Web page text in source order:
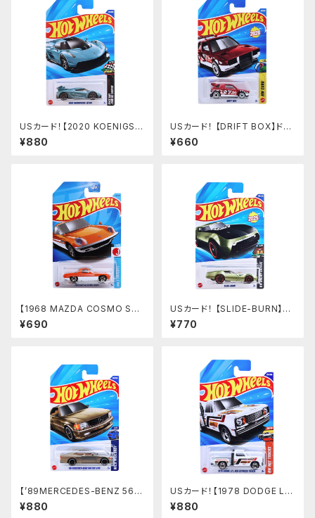
USカード！【2020 KOENIGSE
GG JESKO】MET.BULE
¥880
USカード！ 【DRIFT BOX】ドリ
フトボックス
¥660
【1968 MAZDA COSMO SP
ORT】オレンジ
¥690
USカード！ 【SLIDE-BURN】グ
リーン
¥770
【’89MERCEDES-BENZ 560
SEC AMG】シルバーゴールド
¥880
USカード！【1978 DODGE L
I'L RED EXPRESS TRUCK】
ホワイト
¥880